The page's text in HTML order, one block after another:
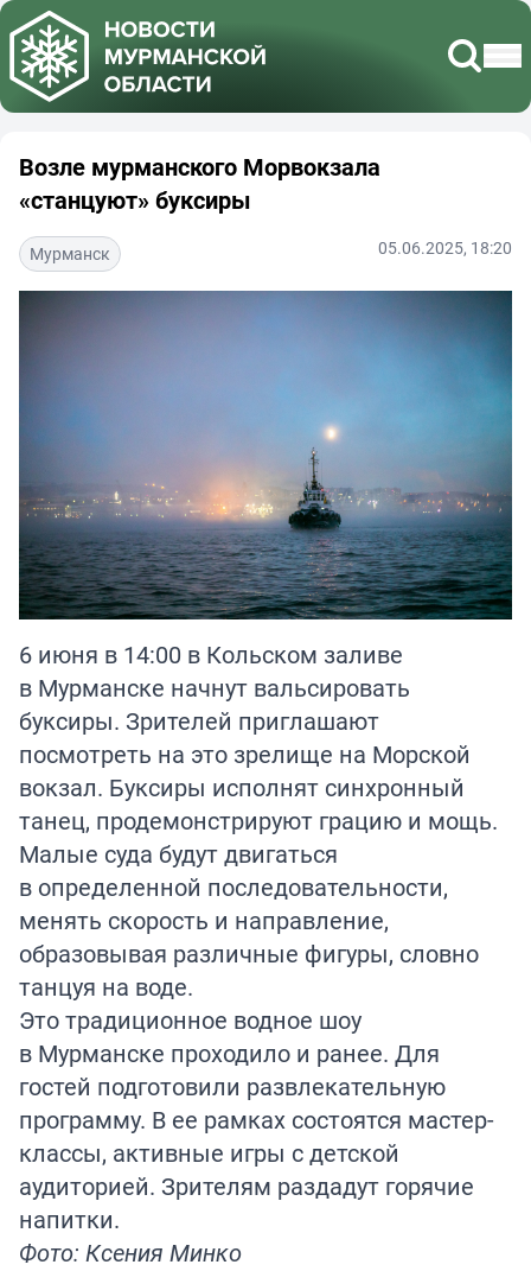
Возле мурманского Морвокзала
«станцуют» буксиры
Мурманск 05.06.2025, 18:20
6 июня в 14:00 в Кольском заливе
в Мурманске начнут вальсировать
буксиры. Зрителей приглашают
посмотреть на это зрелище на Морской
вокзал. Буксиры исполнят синхронный
танец, продемонстрируют грацию и мощь.
Малые суда будут двигаться
в определенной последовательности,
менять скорость и направление,
образовывая различные фигуры, словно
танцуя на воде.
Это традиционное водное шоу
в Мурманске проходило и ранее. Для
гостей подготовили развлекательную
программу. В ее рамках состоятся мастер-
классы, активные игры с детской
аудиторией. Зрителям раздадут горячие
напитки.
Фото: Ксения Минко